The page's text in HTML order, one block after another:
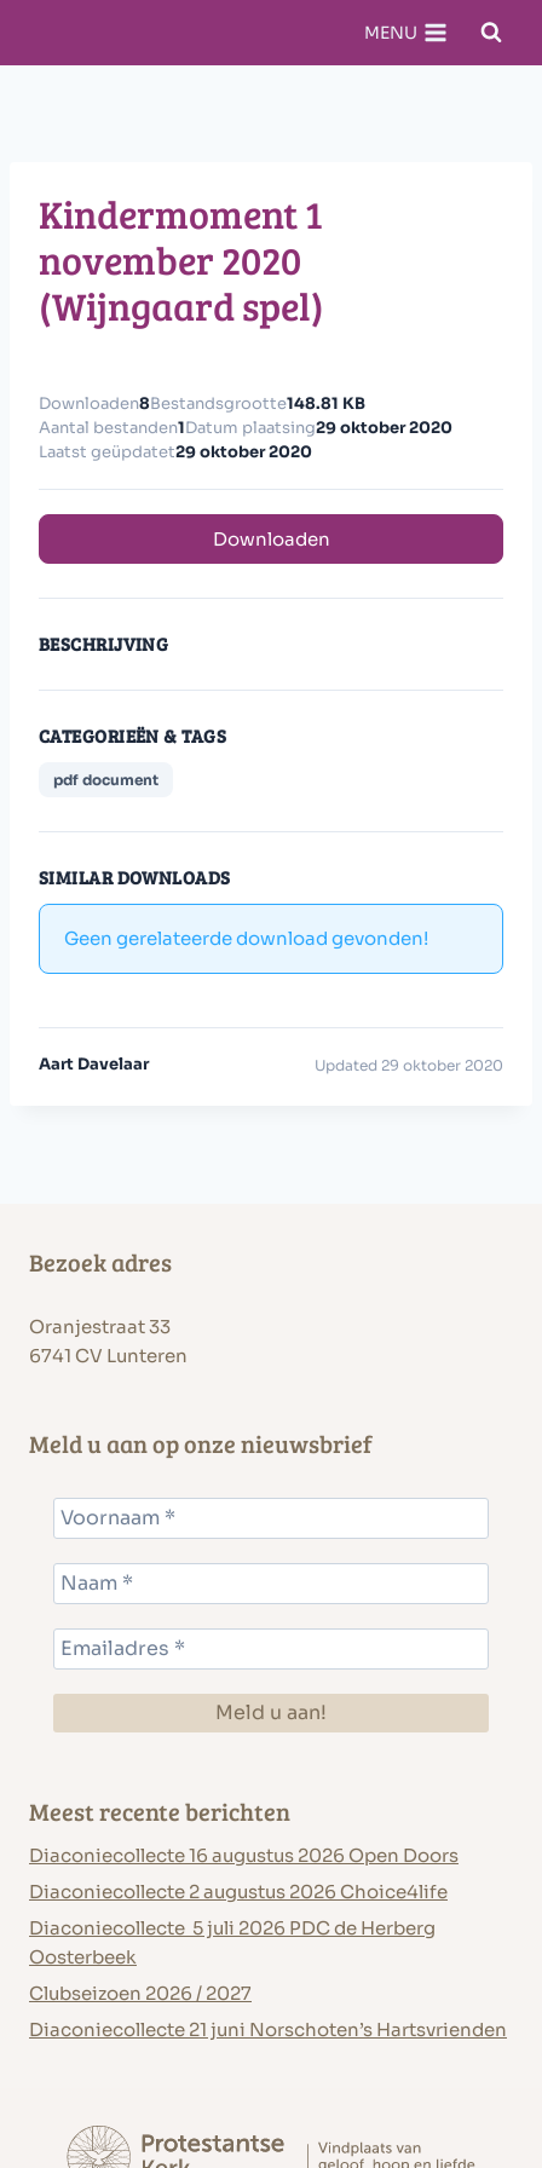
inhoud
MENU
Kindermoment 1
november 2020
(Wijngaard spel)
Downloaden8Bestandsgrootte148.81 KB
Aantal bestanden1Datum plaatsing29 oktober 2020
Laatst geüpdatet29 oktober 2020
Downloaden
BESCHRIJVING
CATEGORIEËN & TAGS
pdf document
SIMILAR DOWNLOADS
Geen gerelateerde download gevonden!
Aart Davelaar Updated 29 oktober 2020
Bezoek adres
Oranjestraat 33
6741 CV Lunteren
Meld u aan op onze nieuwsbrief
Meest recente berichten
Diaconiecollecte 16 augustus 2026 Open Doors
Diaconiecollecte 2 augustus 2026 Choice4life
Diaconiecollecte 5 juli 2026 PDC de Herberg
Oosterbeek
Clubseizoen 2026 / 2027
Diaconiecollecte 21 juni Norschoten’s Hartsvrienden